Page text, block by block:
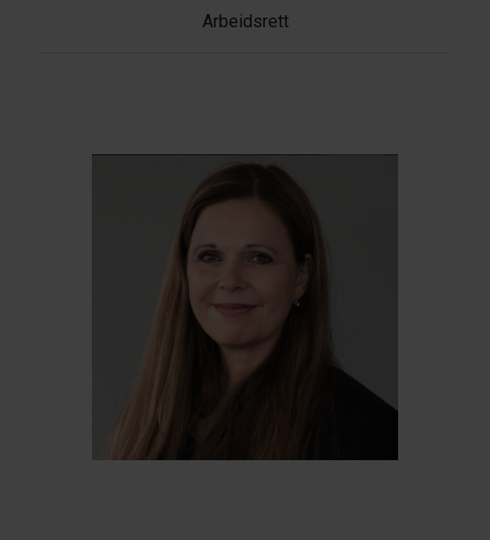
Arbeidsrett